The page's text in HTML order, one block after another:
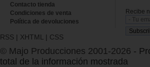
Contacto tienda
Condiciones de venta
Política de devoluciones
Recibe
RSS | XHTML | CSS
© Majo Producciones 2001-2026 -
total de la información mostrada